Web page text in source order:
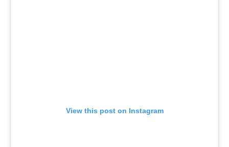
View this post on Instagram